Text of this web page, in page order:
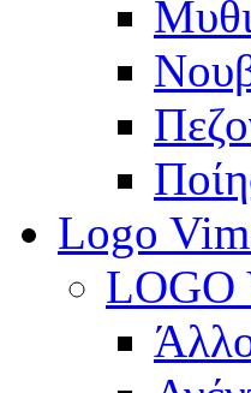
Logo